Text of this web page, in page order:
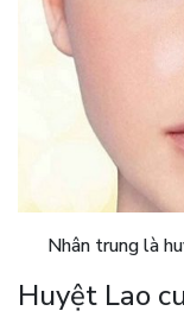
Nhân trung là
Huyệt Lao